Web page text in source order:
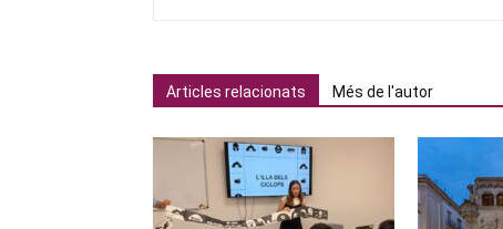
Articles relacionats Més de l'autor